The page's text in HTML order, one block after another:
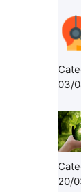
03/
20/